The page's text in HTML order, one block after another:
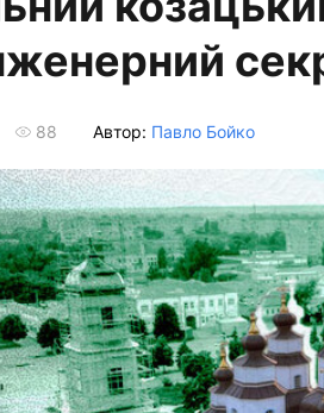
88 Автор: Павло Бойко